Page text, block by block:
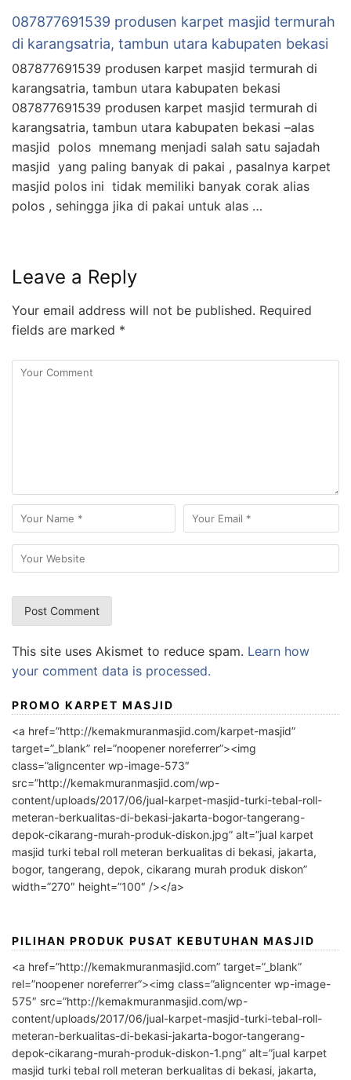
087877691539 produsen karpet masjid termurah
di karangsatria, tambun utara kabupaten bekasi
087877691539 produsen karpet masjid termurah di
karangsatria, tambun utara kabupaten bekasi
087877691539 produsen karpet masjid termurah di
karangsatria, tambun utara kabupaten bekasi –alas
masjid polos mnemang menjadi salah satu sajadah
masjid yang paling banyak di pakai , pasalnya karpet
masjid polos ini tidak memiliki banyak corak alias
polos , sehingga jika di pakai untuk alas …
Leave a Reply
Your email address will not be published. Required
fields are marked *
This site uses Akismet to reduce spam. Learn how
your comment data is processed.
PROMO KARPET MASJID
<a href=”http://kemakmuranmasjid.com/karpet-masjid”
target=”_blank” rel=”noopener noreferrer”><img
class=”aligncenter wp-image-573″
src=”http://kemakmuranmasjid.com/wp-
content/uploads/2017/06/jual-karpet-masjid-turki-tebal-roll-
meteran-berkualitas-di-bekasi-jakarta-bogor-tangerang-
depok-cikarang-murah-produk-diskon.jpg” alt=”jual karpet
masjid turki tebal roll meteran berkualitas di bekasi, jakarta,
bogor, tangerang, depok, cikarang murah produk diskon”
width=”270″ height=”100″ /></a>
PILIHAN PRODUK PUSAT KEBUTUHAN MASJID
<a href=”http://kemakmuranmasjid.com” target=”_blank”
rel=”noopener noreferrer”><img class=”aligncenter wp-image-
575″ src=”http://kemakmuranmasjid.com/wp-
content/uploads/2017/06/jual-karpet-masjid-turki-tebal-roll-
meteran-berkualitas-di-bekasi-jakarta-bogor-tangerang-
depok-cikarang-murah-produk-diskon-1.png” alt=”jual karpet
masjid turki tebal roll meteran berkualitas di bekasi, jakarta,